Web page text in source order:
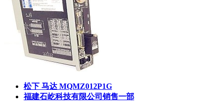
松下 马达 MQMZ012P1G
福建石屹科技有限公司销售一部